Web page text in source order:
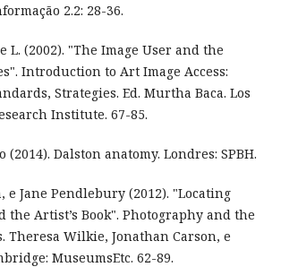
2.2: 28-36.
L. (2002). "The Image User and the
Introduction to Art Image Access:
Strategies. Ed. Murtha Baca. Los
Institute. 67-85.
(2014). Dalston anatomy. Londres: SPBH.
e Jane Pendlebury (2012). "Locating
the Artist’s Book". Photography and the
Theresa Wilkie, Jonathan Carson, e
MuseumsEtc. 62-89.